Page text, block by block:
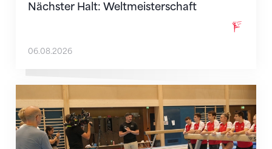
Nächster Halt: Weltmeisterschaft
06.08.2026
Mit klaren Zielen nach Zagreb